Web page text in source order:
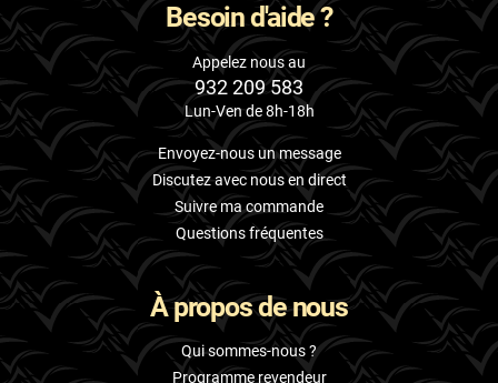
Besoin d'aide ?
Appelez nous au
932 209 583
Lun-Ven de 8h-18h
Envoyez-nous un message
Discutez avec nous en direct
Suivre ma commande
Questions fréquentes
À propos de nous
Qui sommes-nous ?
Programme revendeur